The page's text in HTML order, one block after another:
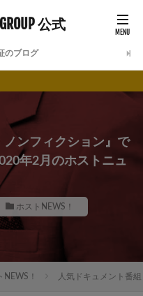
GROUP 公式
のブログ
ンフィクション』で
年2月のホストニュ
ホストNEWS！
NEWS！ 人気ドキュメント番